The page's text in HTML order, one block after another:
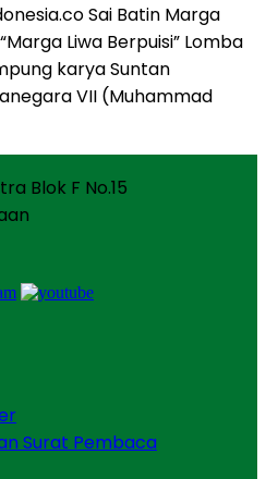
Sai Batin Marga
Liwa Berpuisi” Lomba
karya Suntan
VII (Muhammad
Blok F No.15
Surat Pembaca